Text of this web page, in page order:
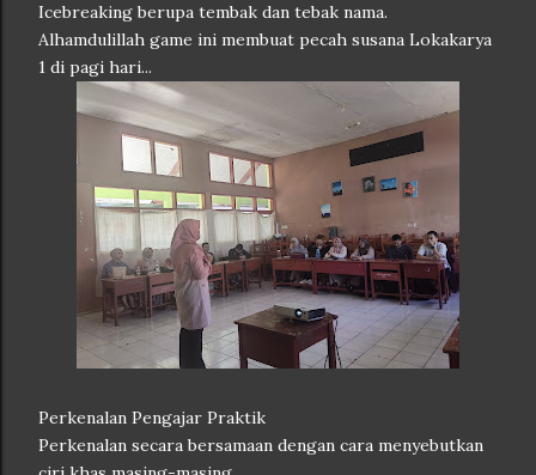
Icebreaking berupa tembak dan tebak nama.
Alhamdulillah game ini membuat pecah susana Lokakarya
1 di pagi hari...
Perkenalan Pengajar Praktik
Perkenalan secara bersamaan dengan cara menyebutkan